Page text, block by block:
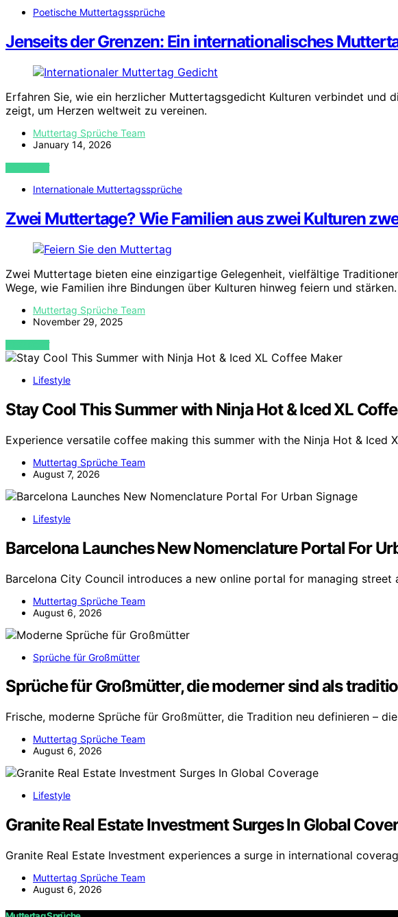
Poetische Muttertagssprüche
Jenseits der Grenzen: Ein internationalisches
Erfahren Sie, wie ein herzlicher Muttertagsgedicht Kulturen verbindet und
zeigt, um Herzen weltweit zu vereinen.
Muttertag Sprüche Team
January 14, 2026
VIEW POST
Internationale Muttertagssprüche
Zwei Muttertage? Wie Familien aus zwei Kulturen
Zwei Muttertage bieten eine einzigartige Gelegenheit, vielfältige
Wege, wie Familien ihre Bindungen über Kulturen hinweg feiern und stärken.
Muttertag Sprüche Team
November 29, 2025
VIEW POST
Lifestyle
Stay Cool This Summer with Ninja Hot & Iced XL
Experience versatile coffee making this summer with the Ninja Hot & Iced
Muttertag Sprüche Team
August 7, 2026
Lifestyle
Barcelona Launches New Nomenclature Portal For
Barcelona City Council introduces a new online portal for managing
Muttertag Sprüche Team
August 6, 2026
Sprüche für Großmütter
Sprüche für Großmütter, die moderner sind als
Frische, moderne Sprüche für Großmütter, die Tradition neu definieren –
Muttertag Sprüche Team
August 6, 2026
Lifestyle
Granite Real Estate Investment Surges In Global
Granite Real Estate Investment experiences a surge in international
Muttertag Sprüche Team
August 6, 2026